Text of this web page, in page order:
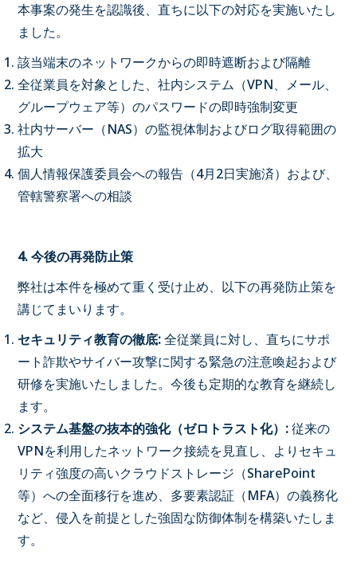
本事案の発生を認識後、直ちに以下の対応を実施いたし
ました。
該当端末のネットワークからの即時遮断および隔離
全従業員を対象とした、社内システム（VPN、メール、
グループウェア等）のパスワードの即時強制変更
社内サーバー（NAS）の監視体制およびログ取得範囲の
拡大
個人情報保護委員会への報告（4月2日実施済）および、
管轄警察署への相談
4.今後の再発防止策
弊社は本件を極めて重く受け止め、以下の再発防止策を
講じてまいります。
セキュリティ教育の徹底:全従業員に対し、直ちにサポ
ート詐欺やサイバー攻撃に関する緊急の注意喚起および
研修を実施いたしました。今後も定期的な教育を継続し
ます。
システム基盤の抜本的強化（ゼロトラスト化）:従来の
VPNを利用したネットワーク接続を見直し、よりセキュ
リティ強度の高いクラウドストレージ（SharePoint
等）への全面移行を進め、多要素認証（MFA）の義務化
など、侵入を前提とした強固な防御体制を構築いたしま
す。